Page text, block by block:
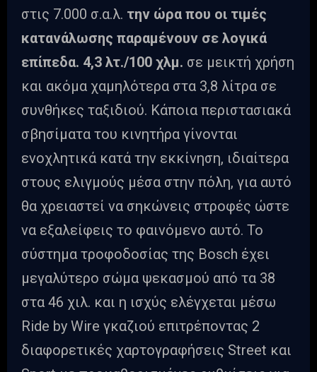
στις 7.000 σ.α.λ. την ώρα που οι τιμές
κατανάλωσης παραμένουν σε λογικά
επίπεδα. 4,3 λτ./100 χλμ. σε μεικτή χρήση
και ακόμα χαμηλότερα στα 3,8 λίτρα σε
συνθήκες ταξιδιού. Κάποια περιστασιακά
σβησίματα του κινητήρα γίνονται
ενοχλητικά κατά την εκκίνηση, ιδιαίτερα
στους ελιγμούς μέσα στην πόλη, για αυτό
θα χρειαστεί να σηκώνεις στροφές ώστε
να εξαλείφεις το φαινόμενο αυτό. Το
σύστημα τροφοδοσίας της Bosch έχει
μεγαλύτερο σώμα ψεκασμού από τα 38
στα 46 χιλ. και η ισχύς ελέγχεται μέσω
Ride by Wire γκαζιού επιτρέποντας 2
διαφορετικές χαρτογραφήσεις Street και